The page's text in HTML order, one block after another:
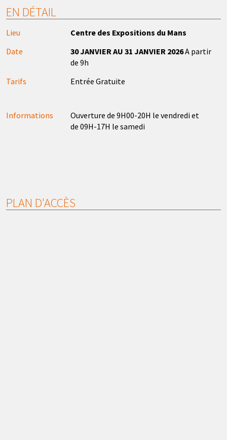
EN DÉTAIL
Lieu
Centre des Expositions du Mans
Date
30 JANVIER AU 31 JANVIER 2026A partir
de 9h
Tarifs
Entrée Gratuite
Informations
Ouverture de 9H00-20H le vendredi et
de 09H-17H le samedi
PLAN D'ACCÈS